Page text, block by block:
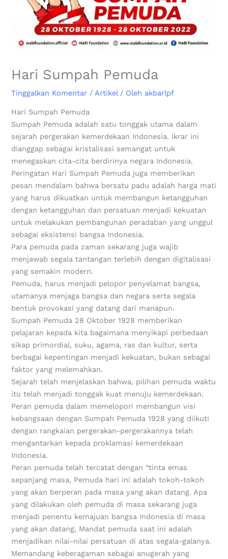
Hari Sumpah Pemuda
Tinggalkan Komentar / Artikel / Oleh akbarlpf
Hari Sumpah Pemuda
Sumpah Pemuda adalah satu tonggak utama dalam
sejarah pergerakan kemerdekaan Indonesia. Ikrar ini
dianggap sebagai kristalisasi semangat untuk
menegaskan cita-cita berdirinya negara Indonesia.
Peringatan Hari Sumpah Pemuda juga memberikan
pesan mendalam bahwa bersatu padu adalah harga mati
yang harus dikuatkan untuk membangun ketangguhan
dengan ketangguhan dan persatuan menjadi kekuatan
untuk melakukan pembangunan peradaban yang unggul
sebagai eksistensi bangsa Indonesia.
Para pemuda pada zaman sekarang juga wajib
menjawab segala tantangan terlebih dengan digitalisasi
yang semakin modern.
Pemuda, harus menjadi pelopor penyelamat bangsa,
utamanya menjaga bangsa dan negara serta segala
bentuk provokasi yang datang dari manapun.
Sumpah Pemuda 28 Oktober 1928 memberikan
pelajaran kepada kita bagaimana menyikapi perbedaan
sikap primordial, suku, agama, ras dan kultur, serta
berbagai kepentingan menjadi kekuatan, bukan sebagai
faktor yang melemahkan.
Sejarah telah menjelaskan bahwa, pilihan pemuda waktu
itu telah menjadi tonggak kuat menuju kemerdekaan.
Peran pemuda dalam memelopori membangun visi
kebangsaan dengan Sumpah Pemuda 1928 yang diikuti
dengan rangkaian pergerakan-pergerakannya telah
mengantarkan kepada proklamasi kemerdekaan
Indonesia.
Peran pemuda telah tercatat dengan “tinta emas
sepanjang masa, Pemuda hari ini adalah tokoh-tokoh
yang akan berperan pada masa yang akan datang. Apa
yang dilakukan oleh pemuda di masa sekarang juga
menjadi penentu kemajuan bangsa Indonesia di masa
yang akan datang, Mandat pemuda saat ini adalah
menjadikan nilai-nilai persatuan di atas segala-galanya.
Memandang keberagaman sebagai anugerah yang